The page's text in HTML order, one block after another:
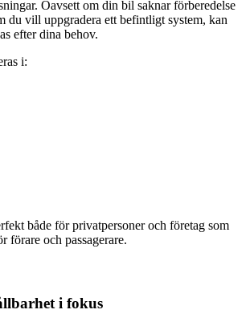
Oavsett om din bil saknar förberedelse
du vill uppgradera ett befintligt system, kan
efter dina behov.
i:
både för privatpersoner och företag som
förare och passagerare.
i fokus